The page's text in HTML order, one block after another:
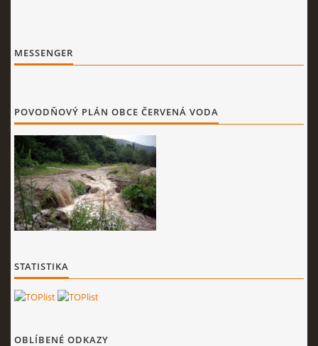
MESSENGER
POVODŇOVÝ PLÁN OBCE ČERVENÁ VODA
STATISTIKA
OBLÍBENÉ ODKAZY